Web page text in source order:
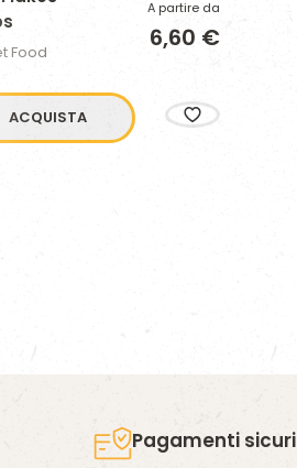
Food
A partire da
6,60 €
ACQUISTA
Pagamenti sicuri